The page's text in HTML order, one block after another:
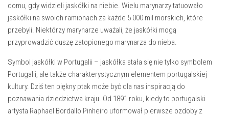
domu, gdy widzieli jaskółki na niebie. Wielu marynarzy tatuowało
jaskółki na swoich ramionach za każde 5 000 mil morskich, które
przebyli. Niektórzy marynarze uważali, że jaskółki mogą
przyprowadzić duszę zatopionego marynarza do nieba.
Symbol jaskółki w Portugalii – jaskółka stała się nie tylko symbolem
Portugalii, ale także charakterystycznym elementem portugalskiej
kultury. Dziś ten piękny ptak może być dla nas inspiracją do
poznawania dziedzictwa kraju. Od 1891 roku, kiedy to portugalski
artysta Raphael Bordallo Pinheiro uformował pierwsze ozdoby z